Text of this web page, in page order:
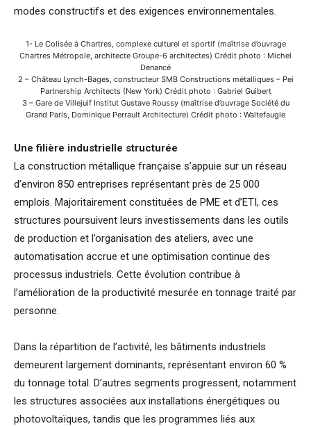
modes constructifs et des exigences environnementales.
1- Le Colisée à Chartres, complexe culturel et sportif (maîtrise d’ouvrage
Chartres Métropole, architecte Groupe-6 architectes) Crédit photo : Michel
Denancé
2 – Château Lynch-Bages, constructeur SMB Constructions métalliques – Pei
Partnership Architects (New York) Crédit photo : Gabriel Guibert
3 – Gare de Villejuif Institut Gustave Roussy (maîtrise d’ouvrage Société du
Grand Paris, Dominique Perrault Architecture) Crédit photo : Waltefaugle
Une filière industrielle structurée
La construction métallique française s’appuie sur un réseau
d’environ 850 entreprises représentant près de 25 000
emplois. Majoritairement constituées de PME et d’ETI, ces
structures poursuivent leurs investissements dans les outils
de production et l’organisation des ateliers, avec une
automatisation accrue et une optimisation continue des
processus industriels. Cette évolution contribue à
l’amélioration de la productivité mesurée en tonnage traité par
personne.
Dans la répartition de l’activité, les bâtiments industriels
demeurent largement dominants, représentant environ 60 %
du tonnage total. D’autres segments progressent, notamment
les structures associées aux installations énergétiques ou
photovoltaïques, tandis que les programmes liés aux